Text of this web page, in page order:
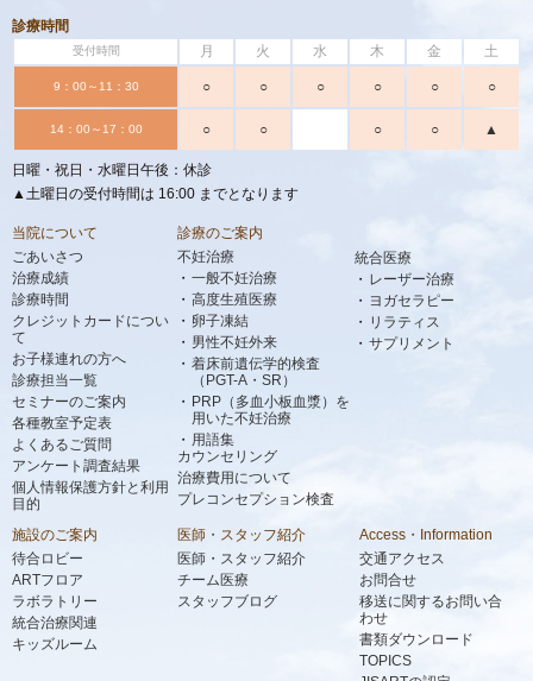
診療時間
受付時間 月 火 水 木 金 土
9：00～11：30 ○ ○ ○ ○ ○ ○
14：00～17：00 ○ ○ ○ ○ ▲
日曜・祝日・水曜日午後：休診
▲土曜日の受付時間は 16:00 までとなります
当院について
ごあいさつ
治療成績
診療時間
クレジットカードについ
て
お子様連れの方へ
診療担当一覧
セミナーのご案内
各種教室予定表
よくあるご質問
アンケート調査結果
個人情報保護方針と利用
目的
診療のご案内
不妊治療
一般不妊治療
高度生殖医療
卵子凍結
男性不妊外来
着床前遺伝学的検査
（PGT-A・SR）
PRP（多血小板血漿）を
用いた不妊治療
用語集
カウンセリング
治療費用について
プレコンセプション検査
統合医療
レーザー治療
ヨガセラピー
リラティス
サプリメント
施設のご案内
待合ロビー
ARTフロア
ラボラトリー
統合治療関連
キッズルーム
医師・スタッフ紹介
医師・スタッフ紹介
チーム医療
スタッフブログ
Access・Information
交通アクセス
お問合せ
移送に関するお問い合
わせ
書類ダウンロード
TOPICS